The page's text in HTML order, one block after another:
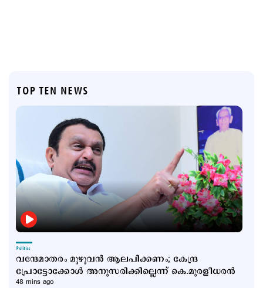
TOP TEN NEWS
Politics
വന്ദേമാതരം മുഴുവന്‍ ആലപിക്കണം; കേന്ദ്ര
പ്രോട്ടോക്കോള്‍ അനുസരിക്കില്ലെന്ന് കെ.മുരളീധരന്‍
48 mins ago